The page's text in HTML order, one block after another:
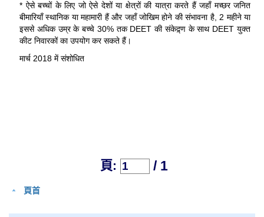
* ऐसे बच्चों के लिए जो ऐसे देशों या क्षेत्रों की यात्रा करते हैं जहाँ मच्छर जनित
बीमारियाँ स्थानिक या महामारी हैं और जहाँ जोखिम होने की संभावना है, 2 महीने या
इससे अधिक उम्र के बच्चे 30% तक DEET की संकेद्र्ण के साथ DEET युक्त
कीट निवारकों का उपयोग कर सकते हैं।
मार्च 2018 में संशोधित
頁: / 1
頁首